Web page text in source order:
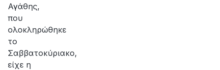
Αγάθης,
που
ολοκληρώθηκε
το
Σαββατοκύριακο,
είχε η